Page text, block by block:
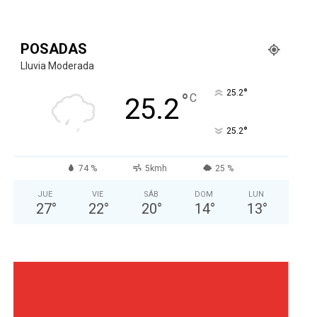
POSADAS
Lluvia Moderada
25.2°C 25.2°
25.2°
74 % 5kmh 25 %
JUE
27°
VIE
22°
SÁB
20°
DOM
14°
LUN
13°